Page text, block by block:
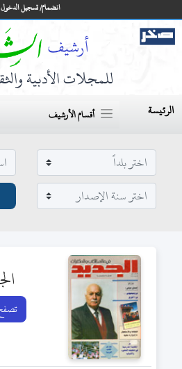
انضمام/ تسجيل الدخول
للمجلات الأدبية
الرئيسة أقسام الأرشيف